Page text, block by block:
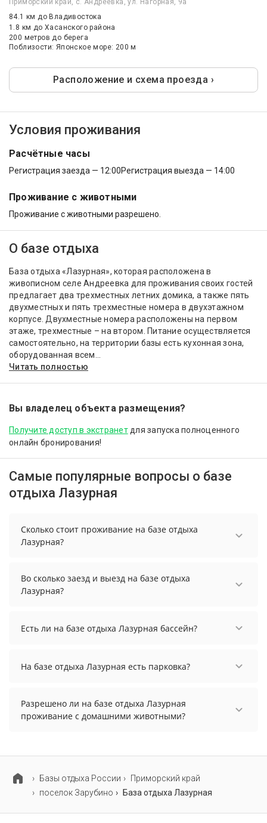
Приморский край, с. Андреевка, ул. Нагорная, 9а
84.1 кмдо Владивостока
1.8 км до Хасанского района
200 метров до берега
Поблизости: Японское море: 200 м
Расположение и схема проезда ›
Условия проживания
Расчётные часы
Регистрация заезда — 12:00Регистрация выезда — 14:00
Проживание с животными
Проживание с животными разрешено.
О базе отдыха
База отдыха «Лазурная», которая расположена в
живописном селе Андреевка для проживания своих гостей
предлагает два трехместных летних домика, а также пять
двухместных и пять трехместные номера в двухэтажном
корпусе. Двухместные номера расположены на первом
этаже, трехместные – на втором. Питание осуществляется
самостоятельно, на территории базы есть кухонная зона,
оборудованная всем...
Читать полностью
Вы владелец объекта размещения?
Получите доступ в экстранетдля запуска полноценного
онлайн бронирования!
Самые популярные вопросы о базе
отдыха Лазурная
Сколько стоит проживание на базе отдыха
Лазурная?
на базе отдыха Лазурная, выберите нужные даты
и количество гостей.
Во сколько заезд и выезд на базе отдыха
Лазурная?
осуществить до 14:00.
Есть ли на базе отдыха Лазурная бассейн?
На базе отдыха Лазурная есть парковка?
уточните информацию перед бронированием у
менеджера, возможно, услуга оплачивается
Разрешено ли на базе отдыха Лазурная
проживание с домашними животными?
Базы отдыха России
Приморский край
поселок Зарубино
База отдыха Лазурная